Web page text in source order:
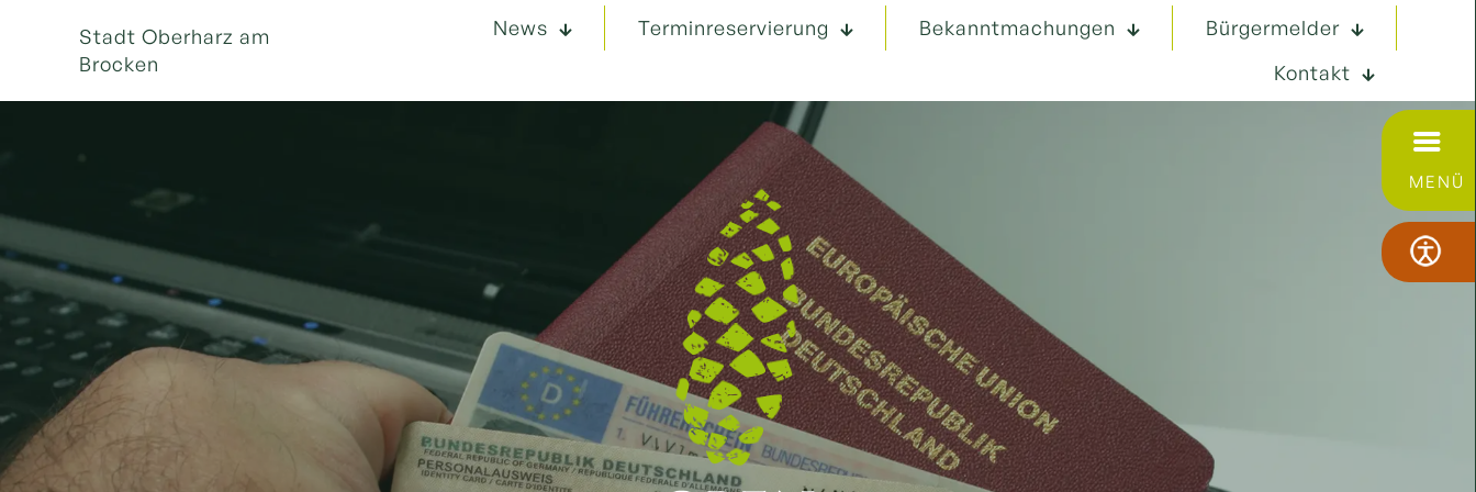
MENÜ
Stadt Oberharz am
Brocken
News Terminreservierung Bekanntmachungen
Bürgermelder
Kontakt